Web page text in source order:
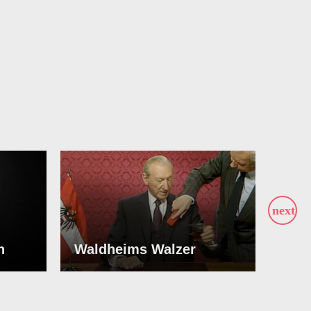
Waldheims Walzer
ABSPIELEN